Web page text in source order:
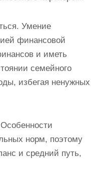
Умение
финансовой
и иметь
семейного
избегая ненужных
норм, поэтому
и средний путь,